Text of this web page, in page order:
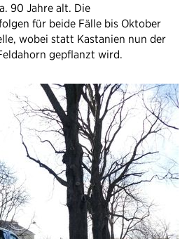
90 Jahre alt. Die
für beide Fälle bis Oktober
wobei statt Kastanien nun der
gepflanzt wird.